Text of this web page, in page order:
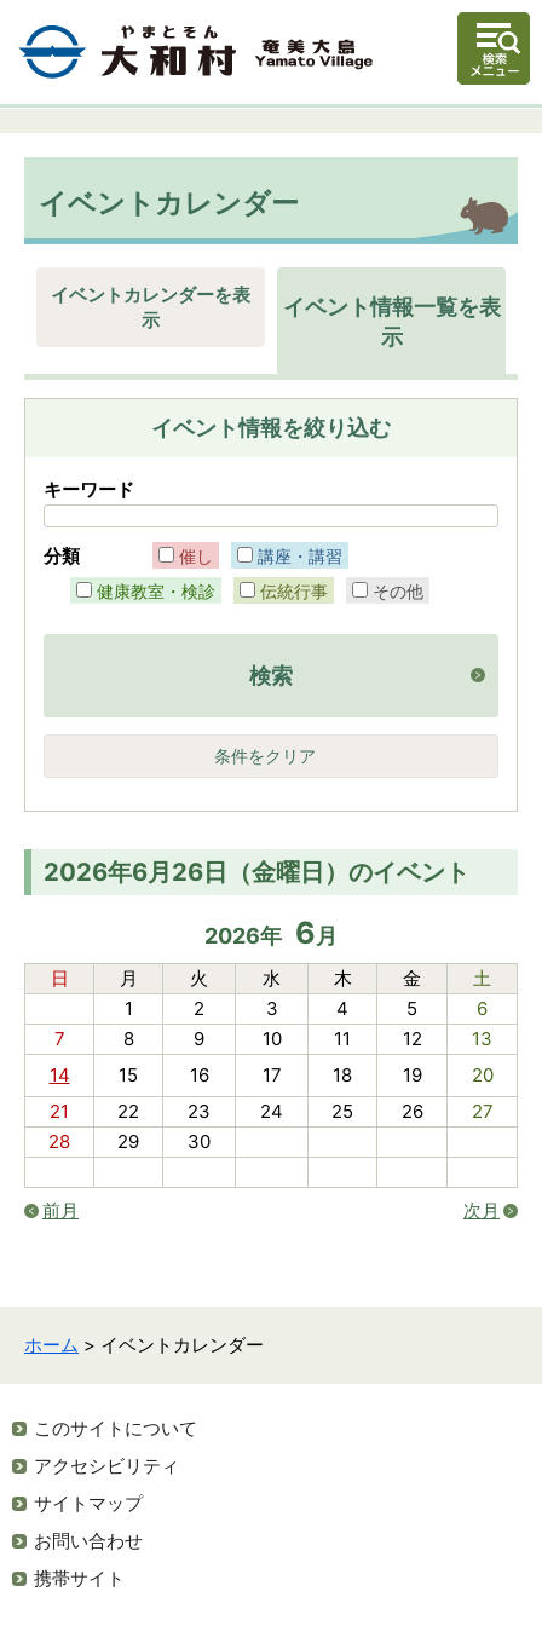
イベントカレンダー
イベントカレンダーを表
示
イベント情報一覧を表
示
イベント情報を絞り込む
キーワード
分類 催し
講座・講習
健康教室・検診
伝統行事 その他
検索
条件をクリア
2026年6月26日（金曜日）のイベント
2026年 6月
日 月 火 水 木 金
土
1
2 3 4 5
6
7
8 9 10 11 12
13
14
15 16 17 18 19
20
21
22 23 24 25 26
27
28
29 30
前月 次月
ホーム > イベントカレンダー
このサイトについて
アクセシビリティ
サイトマップ
お問い合わせ
携帯サイト